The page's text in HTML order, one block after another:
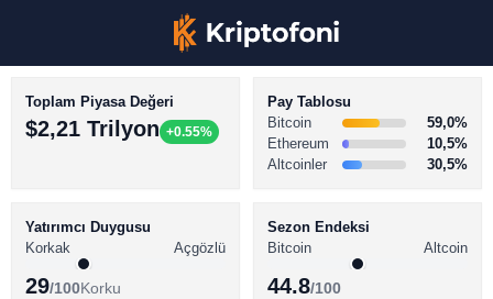
BİTCOİN HABERLERİ
ALTCOİN HABERLERİ
Toplam Piyasa Değeri
$2,21 Trilyon +0.55%
Pay Tablosu
Bitcoin
59,0%
Ethereum
10,5%
Altcoinler
30,5%
Yatırımcı Duygusu
Korkak
Açgözlü
29/100Korku
Sezon Endeksi
Bitcoin
Altcoin
44.8/100